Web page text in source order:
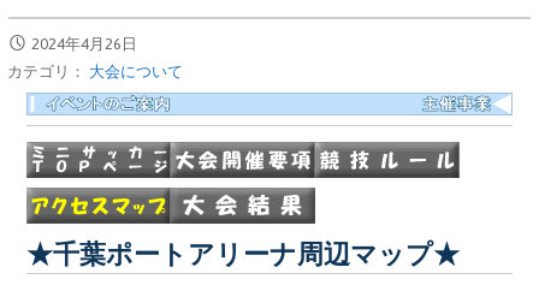
2024年4月26日
カテゴリ： 大会について
★千葉ポートアリーナ周辺マップ★